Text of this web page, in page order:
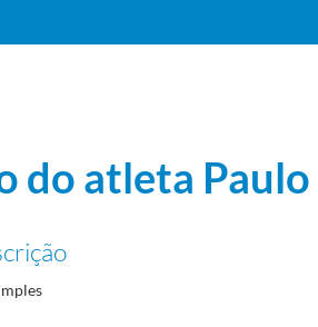
do atleta Paulo